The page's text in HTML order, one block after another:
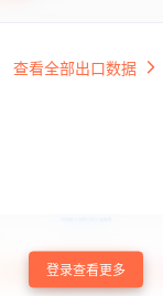
查看全部出口数据
登录查看更多